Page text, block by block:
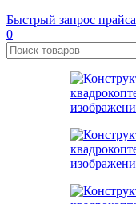
Быстрый запрос прайса
0